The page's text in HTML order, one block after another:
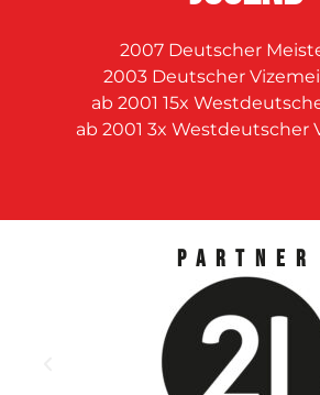
2007 Deutscher
2003 Deutscher
ab 2001 15x
ab 2001 3x Westdeutscher
Partner